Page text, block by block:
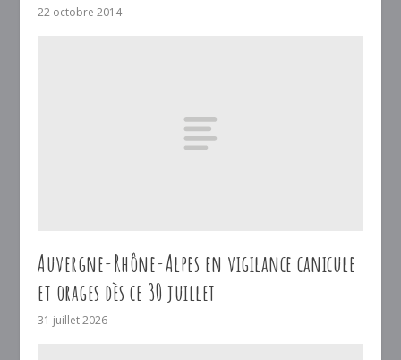
22 octobre 2014
Auvergne-Rhône-Alpes en vigilance canicule
et orages dès ce 30 juillet
31 juillet 2026